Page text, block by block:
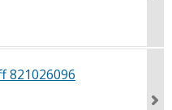
821026096